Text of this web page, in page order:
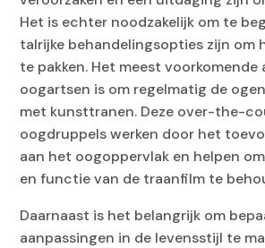
Het is echter noodzakelijk om te
talrijke behandelingsopties zijn om
te pakken. Het meest voorkomende
oogartsen is om regelmatig de
met kunsttranen. Deze over-the-
oogdruppels werken door het
aan het oogoppervlak en helpen
en functie van de traanfilm te
Daarnaast is het belangrijk om
aanpassingen in de levensstijl te